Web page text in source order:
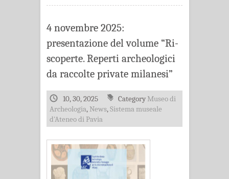
4 novembre 2025:
presentazione del volume “Ri-
scoperte. Reperti archeologici
da raccolte private milanesi”
10, 30, 2025 Category Museo di
Archeologia, News,Sistema museale
d'Ateneo di Pavia